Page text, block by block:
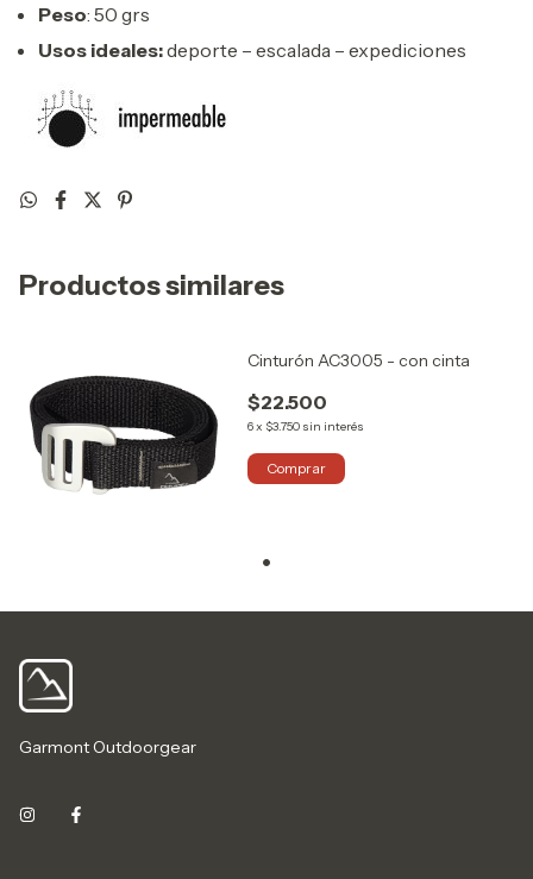
Peso: 50 grs
Usos ideales:deporte – escalada – expediciones
Productos similares
Cinturón AC3005 - con cinta
$22.500
6x $3.750 sin interés
Comprar
Garmont Outdoorgear